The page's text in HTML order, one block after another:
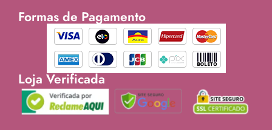
Formas de Pagamento
Loja Verificada